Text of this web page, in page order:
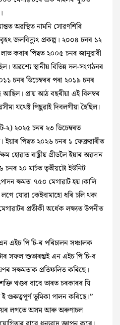
অৱস্থিত নামনি সোৱণশিৰি
জলবিদ্যুৎ প্ৰকল্প। ২০০৪ চনৰ ১২
কৰাৰ পিছত ২০০৫ চনৰ জানুৱাৰী
অৱশ্যে স্থানীয় বিভিন্ন দল-সংগঠনৰ
চনৰ ডিচেম্বৰৰ পৰা ২০১৯ চনৰ
আছিল। প্ৰায় আঠ বছৰীয়া এই বিলম্বৰ
যথেষ্ট পিছুৱাই দিবলগীয়া হৈছিল।
২) ২০২৫ চনৰ ২৩ ডিচেম্বৰত
ইয়াৰ পিছত ২০২৬ চনৰ ১ ফেব্ৰুৱাৰীত
হোৱাত ৰাষ্ট্ৰীয় গ্ৰীডলৈ ইয়াৰ অৱদান
চনৰ ২০ মাৰ্চত তৃতীয়টো ইউনিট
ক্ষমতা ৭৫০ মেগাৱাট হয়।কালি
যোৱা কেইবামাহো ধৰি চলি থকা
প্ৰতীকী অৰ্ধেক লক্ষ্যত উপনীত
এইচ পি চি-ৰ পৰিচালন সঞ্চালক
সফল শুভাৰম্ভই এন এইচ পি চি-ৰ
সক্ষমতাক প্ৰতিফলিত কৰিছে।
খণ্ডৰ বাবে ভাৰত চৰকাৰৰ যি
গুৰুত্বপূৰ্ণ ভূমিকা পালন কৰিছে।”
লগতে অসম আৰু অৰুণাচল